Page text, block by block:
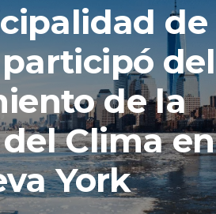
de
del
de la
Clima en
York